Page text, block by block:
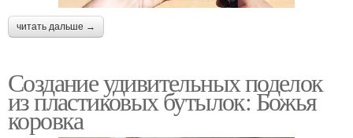
читать дальше →
Создание удивительных поделок
из пластиковых бутылок: Божья
коровка